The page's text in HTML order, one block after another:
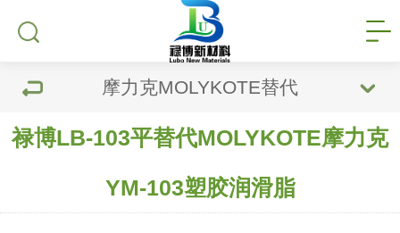
摩力克MOLYKOTE替代
禄博LB-103平替代MOLYKOTE摩力克
YM-103塑胶润滑脂